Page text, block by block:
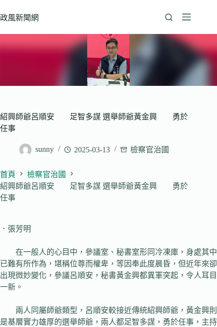
至
政風新聞網
紹興師爺呂順安 足智多謀 選舉師爺黃金興 勇於
任事
sunny 2025-03-13 檢察官治國
首頁
檢察官治國
紹興師爺呂順安 足智多謀 選舉師爺黃金興 勇於
任事
．張芳明
在一般人的心目中，參議室、秘書室形同冷凍庫，身處其中
已難有所作為，堪稱位尊而權卑，等因奉此度晨昏，但近年來卻
出現微妙變化，參議呂順安，秘書黃金興都異軍突起，令人耳目
一新。
兩人同屬師爺類型，呂順安較接近傳統紹興師爺，黃金興則
是基層實力雄厚的選舉師爺，兩人都足智多謀，勇於任事，主持